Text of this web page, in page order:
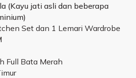
(Kayu jati asli dan beberapa
Set dan 1 Lemari Wardrobe
Full Bata Merah